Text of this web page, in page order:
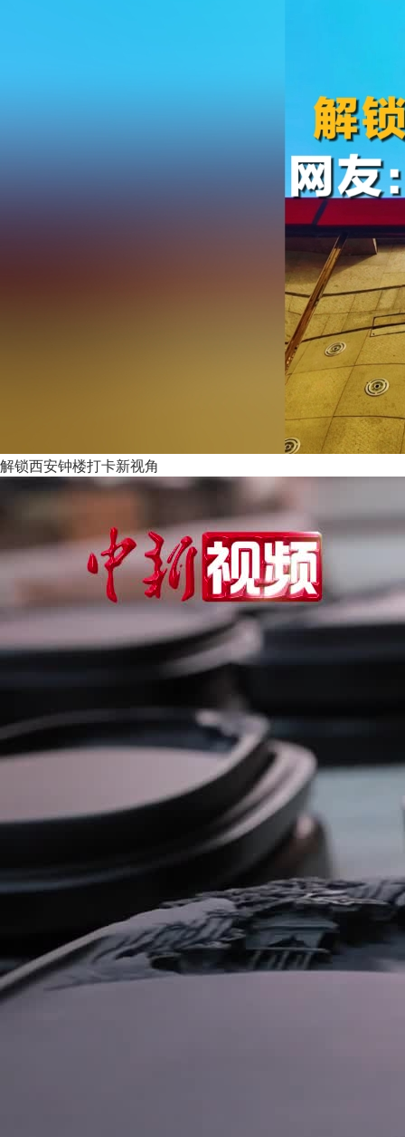
解锁西安钟楼打卡新视角